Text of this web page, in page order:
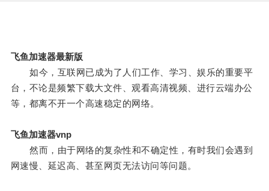
飞鱼加速器最新版
如今，互联网已成为了人们工作、学习、娱乐的重要平
台，不论是频繁下载大文件、观看高清视频、进行云端办公
等，都离不开一个高速稳定的网络。
飞鱼加速器vnp
然而，由于网络的复杂性和不确定性，有时我们会遇到
网速慢、延迟高、甚至网页无法访问等问题。